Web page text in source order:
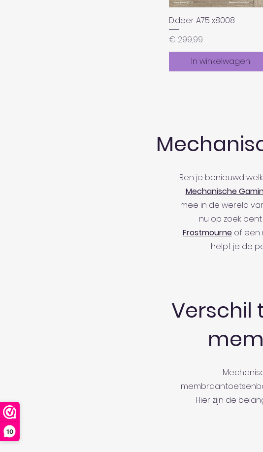
10
D.deer A75 x8008
Prijs
€ 299,99
In winkelwagen
Ben je benieuwd
Mechanische
mee in de wereld
nu op zoek
Frostmourne of een
helpt je de
Verschil
Hier zijn de